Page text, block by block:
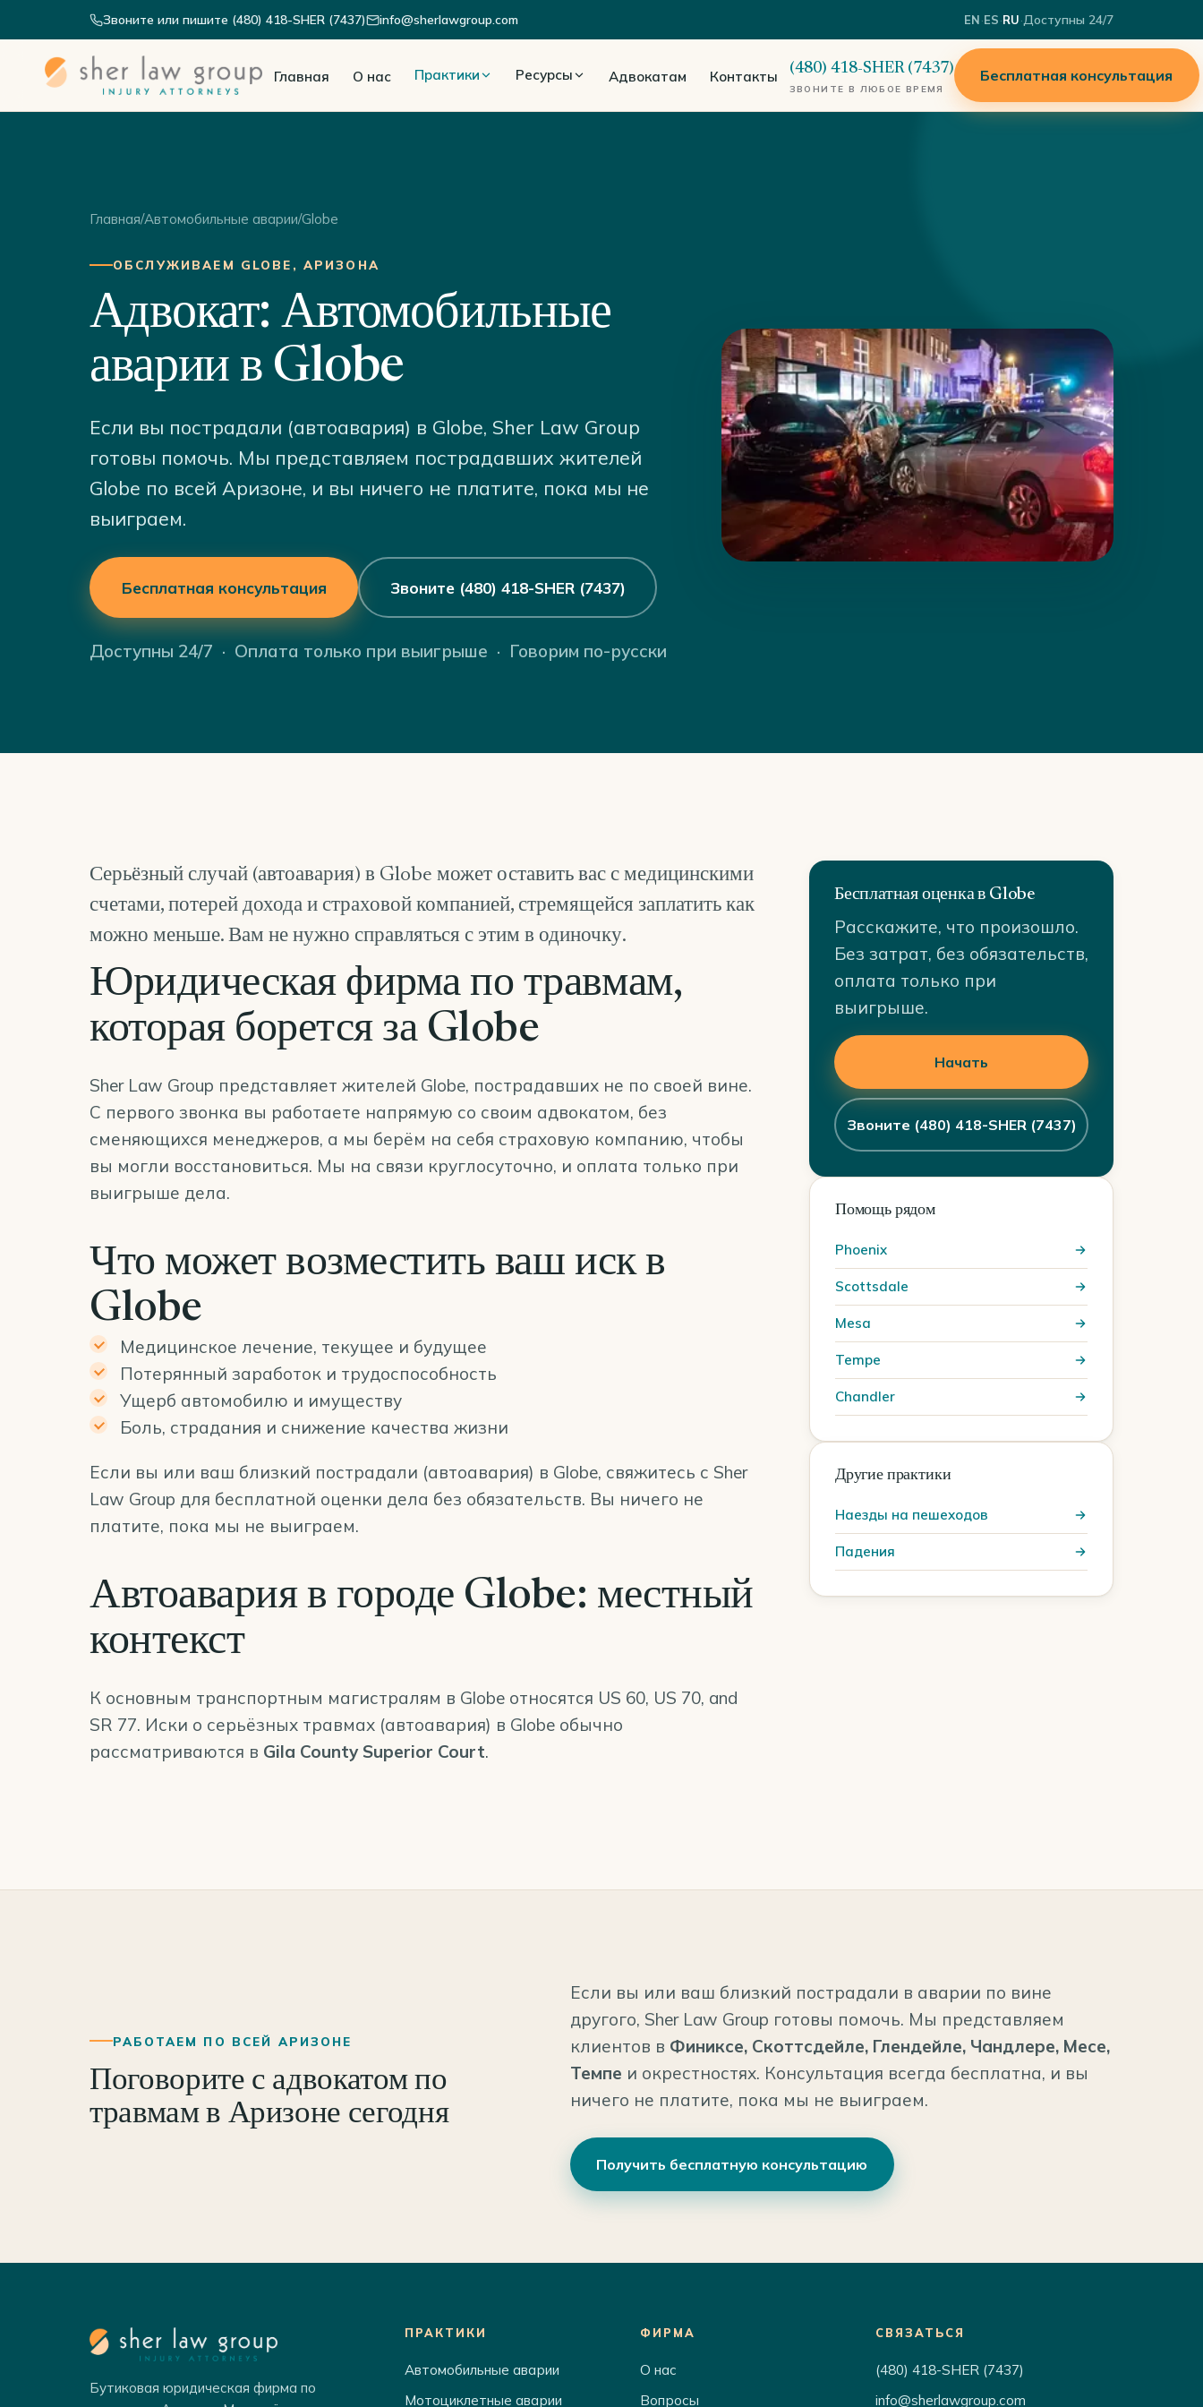
Звоните или пишите (480) 418-SHER (7437) info@sherlawgroup.com EN·ES·RU·Доступны 24/7
Главная О нас Практики Ресурсы Адвокатам Контакты (480) 418-SHER (7437)
ЗВОНИТЕ В ЛЮБОЕ ВРЕМЯ
Бесплатная консультация
Главная/Автомобильные аварии/Globe
ОБСЛУЖИВАЕМ GLOBE, АРИЗОНА
Адвокат: Автомобильные
аварии в Globe
Если вы пострадали (автоавария) в Globe, Sher Law Group
готовы помочь. Мы представляем пострадавших жителей
Globe по всей Аризоне, и вы ничего не платите, пока мы не
выиграем.
Бесплатная консультация Звоните (480) 418-SHER (7437)
Доступны 24/7 · Оплата только при выигрыше · Говорим по-русски
Серьёзный случай (автоавария) в Globe может оставить вас с медицинскими
счетами, потерей дохода и страховой компанией, стремящейся заплатить как
можно меньше. Вам не нужно справляться с этим в одиночку.
Юридическая фирма по травмам,
которая борется за Globe
Sher Law Group представляет жителей Globe, пострадавших не по своей вине.
С первого звонка вы работаете напрямую со своим адвокатом, без
сменяющихся менеджеров, а мы берём на себя страховую компанию, чтобы
вы могли восстановиться. Мы на связи круглосуточно, и оплата только при
выигрыше дела.
Что может возместить ваш иск в
Globe
Медицинское лечение, текущее и будущее
Потерянный заработок и трудоспособность
Ущерб автомобилю и имуществу
Боль, страдания и снижение качества жизни
Если вы или ваш близкий пострадали (автоавария) в Globe, свяжитесь с Sher
Law Group для бесплатной оценки дела без обязательств. Вы ничего не
платите, пока мы не выиграем.
Автоавария в городе Globe: местный
контекст
К основным транспортным магистралям в Globe относятся US 60, US 70, and
SR 77. Иски о серьёзных травмах (автоавария) в Globe обычно
рассматриваются в Gila County Superior Court.
Бесплатная оценка в Globe
Расскажите, что произошло.
Без затрат, без обязательств,
оплата только при
выигрыше.
Начать
Звоните (480) 418-SHER (7437)
Помощь рядом
Phoenix
Scottsdale
Mesa
Tempe
Chandler
Другие практики
Наезды на пешеходов
Падения
РАБОТАЕМ ПО ВСЕЙ АРИЗОНЕ
Поговорите с адвокатом по
травмам в Аризоне сегодня
Если вы или ваш близкий пострадали в аварии по вине
другого, Sher Law Group готовы помочь. Мы представляем
клиентов в Финиксе, Скоттсдейле, Глендейле, Чандлере, Месе,
Темпе и окрестностях. Консультация всегда бесплатна, и вы
ничего не платите, пока мы не выиграем.
Получить бесплатную консультацию
Бутиковая юридическая фирма по
ПРАКТИКИ
Автомобильные аварии
Мотоциклетные аварии
ФИРМА
О нас
Вопросы
СВЯЗАТЬСЯ
(480) 418-SHER (7437)
info@sherlawgroup.com